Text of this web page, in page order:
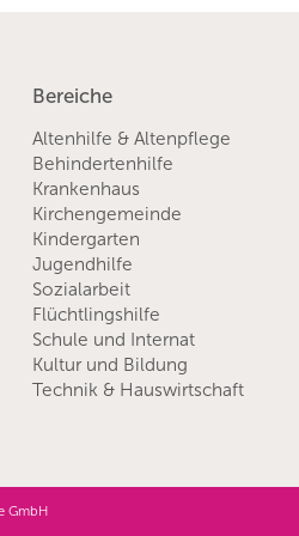
Bereiche
Altenhilfe & Altenpflege
Behindertenhilfe
Krankenhaus
Kirchengemeinde
Kindergarten
Jugendhilfe
Sozialarbeit
Flüchtlingshilfe
Schule und Internat
Kultur und Bildung
Technik & Hauswirtschaft
GmbH